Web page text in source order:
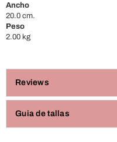
Ancho
20.0 cm.
Peso
2.00 kg
Reviews
Guia de tallas